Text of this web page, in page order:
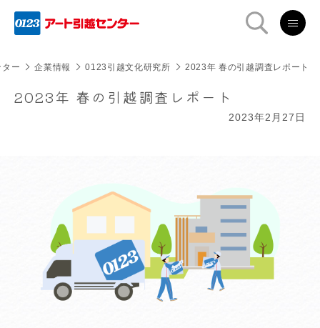
ー 企業情報 0123引越文化研究所 2023年 春の引越調査レポート
2023年 春の引越調査レポート
2023年2月27日